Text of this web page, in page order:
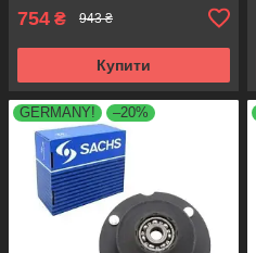
754 ₴ 943 ₴
Купити
GERMANY! –20%